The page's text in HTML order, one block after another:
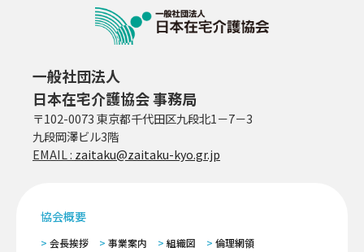
一般社団法人
日本在宅介護協会 事務局
〒102-0073 東京都千代田区九段北1－7－3
九段岡澤ビル3階
EMAIL : zaitaku@zaitaku-kyo.gr.jp
協会概要
会長挨拶 事業案内 組織図
倫理網領